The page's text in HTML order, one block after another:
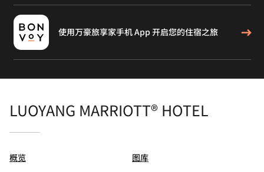
使用万豪旅享家手机 App 开启您的住宿之旅
LUOYANG MARRIOTT® HOTEL
概览
图库